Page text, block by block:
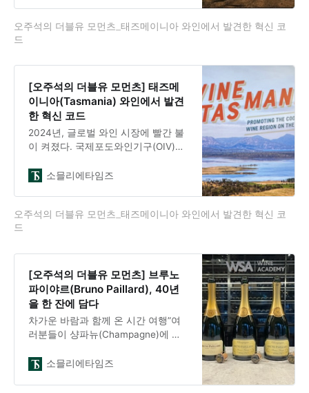
델라미어(Delamere)의 빈티지 로제
울 만큼 정교했다. 하우스 오브 아라
스(House of Arras)의 그랑 빈티지
(Grand Vintage) 2016을 마시자
2023년 11월 태즈메이니아 여행이 떠
올랐다. 호
오주석의 더블유 모먼츠_태즈메이니아 와인에서 발견한 혁신 코
드
[오주석의 더블유 모먼츠] 태즈메
이니아(Tasmania) 와인에서 발견
한 혁신 코드
2024년, 글로벌 와인 시장에 빨간 불
이 켜졌다. 국제포도와인기구(OIV)가
와인 소비량이 214.2백만 헥토리터를
고, 중국은 19.3% 급락했다. 와인의
세다.하지만 이것은 단순한 쇠퇴가 아
니다. 시장이 재편되고 있다. OIV 사
무총장 존 바커(John Barker)는 말한
다. ”인플레이션 압력과 시장 불확실
성이 가격과 소비자 태도에
소믈리에타임즈
오주석의 더블유 모먼츠_태즈메이니아 와인에서 발견한 혁신 코
드
[오주석의 더블유 모먼츠] 브루노
파이야르(Bruno Paillard), 40년
을 한 잔에 담다
차가운 바람과 함께 온 시간 여행”여
러분들이 샹파뉴(Champagne)에 따
랭스(Reims)에서 앨리스 파이야르
소믈리에타임즈